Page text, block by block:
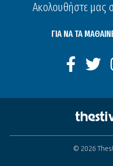
Ακολουθήστε μας
ΓΙΑ ΝΑ ΤΑ
© 2026